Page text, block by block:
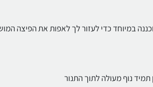
תכנית זו עם הגדרה של טמפרטורת אפייה של עד 300 מעלות תוכננה במיוחד כדי לעזור לך לאפות את
תמיד נוף מעולה לתוך התנור